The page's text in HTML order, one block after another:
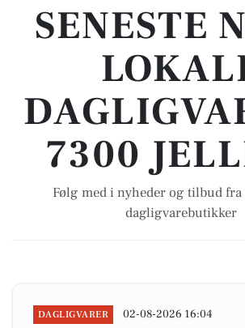
SENESTE
7300
Følg med i nyheder og tilbud
dagligvarebutikker
DAGLIGVARER 02-08-2026 16:04